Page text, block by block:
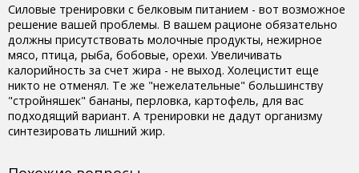
Силовые тренировки с белковым питанием - вот возможное
решение вашей проблемы. В вашем рационе обязательно
должны присутствовать молочные продукты, нежирное
мясо, птица, рыба, бобовые, орехи. Увеличивать
калорийность за счет жира - не выход. Холецистит еще
никто не отменял. Те же "нежелательные" большинству
"стройняшек" бананы, перловка, картофель, для вас
подходящий вариант. А тренировки не дадут организму
синтезировать лишний жир.